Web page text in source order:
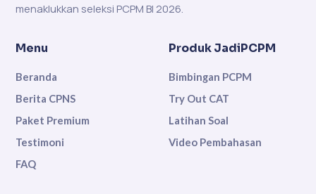
menaklukkan seleksi PCPM BI 2026.
Menu
Beranda
Berita CPNS
Paket Premium
Testimoni
FAQ
Produk JadiPCPM
Bimbingan PCPM
Try Out CAT
Latihan Soal
Video Pembahasan